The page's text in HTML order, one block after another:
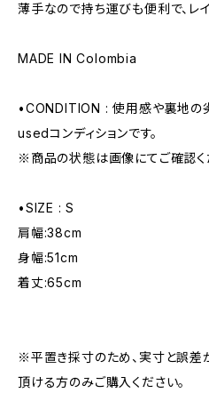
薄手なので持ち運びも便利で、レ
MADE IN Colombia
•CONDITION : 使用感や裏地の
usedコンディションです。
※商品の状態は画像にてご確認く
•SIZE : S
肩幅:38cm
身幅:51cm
着丈:65cm
※平置き採寸のため、実寸と誤差
頂ける方のみご購入ください。